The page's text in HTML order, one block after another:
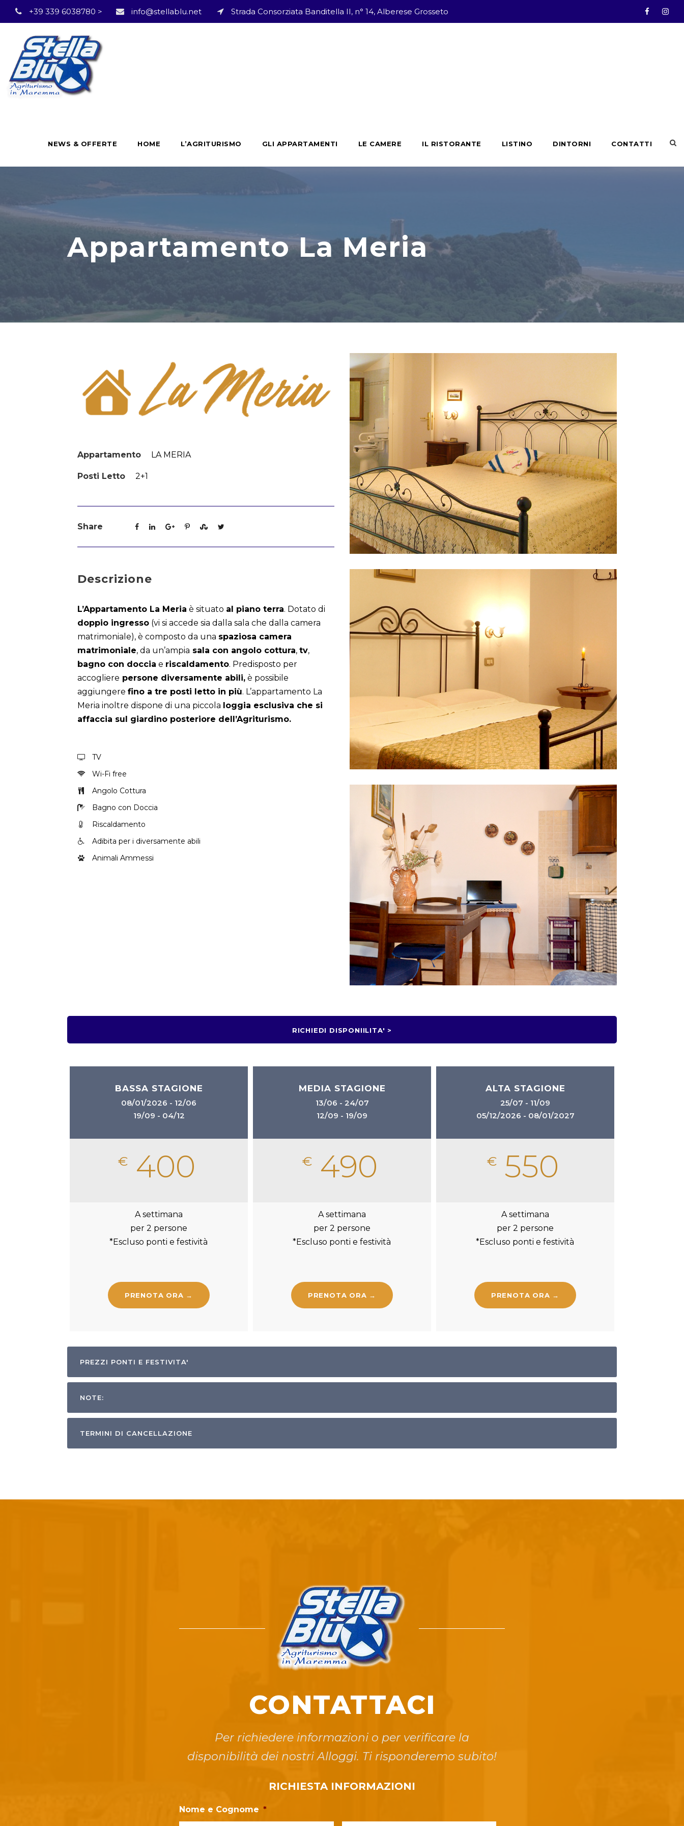
+39 339 6038780 > info@stellablu.net Strada Consorziata Banditella II, n° 14, Alberese Grosseto
NEWS & OFFERTE HOME L’AGRITURISMO GLI APPARTAMENTI LE CAMERE IL RISTORANTE LISTINO DINTORNI CONTATTI
Appartamento La Meria
Appartamento LA MERIA
Posti Letto 2+1
Share
Descrizione
L’Appartamento La Meria è situato al piano terra. Dotato di
doppio ingresso (vi si accede sia dalla sala che dalla camera
matrimoniale), è composto da una spaziosa camera
matrimoniale, da un’ampia sala con angolo cottura, tv,
bagno con doccia e riscaldamento. Predisposto per
accogliere persone diversamente abili, è possibile
aggiungere fino a tre posti letto in più. L’appartamento La
Meria inoltre dispone di una piccola loggia esclusiva che si
affaccia sul giardino posteriore dell’Agriturismo.
TV
Wi-Fi free
Angolo Cottura
Bagno con Doccia
Riscaldamento
Adibita per i diversamente abili
Animali Ammessi
RICHIEDI DISPONIILITA' >
BASSA STAGIONE
08/01/2026 - 12/06
19/09 - 04/12
€ 400
A settimana
per 2 persone
*Escluso ponti e festività
PRENOTA ORA →
MEDIA STAGIONE
13/06 - 24/07
12/09 - 19/09
€ 490
A settimana
per 2 persone
*Escluso ponti e festività
PRENOTA ORA →
ALTA STAGIONE
25/07 - 11/09
05/12/2026 - 08/01/2027
€ 550
A settimana
per 2 persone
*Escluso ponti e festività
PRENOTA ORA →
PREZZI PONTI E FESTIVITA'
NOTE:
TERMINI DI CANCELLAZIONE
CONTATTACI
Per richiedere informazioni o per verificare la
disponibilità dei nostri Alloggi. Ti risponderemo subito!
RICHIESTA INFORMAZIONI
Nome e Cognome *